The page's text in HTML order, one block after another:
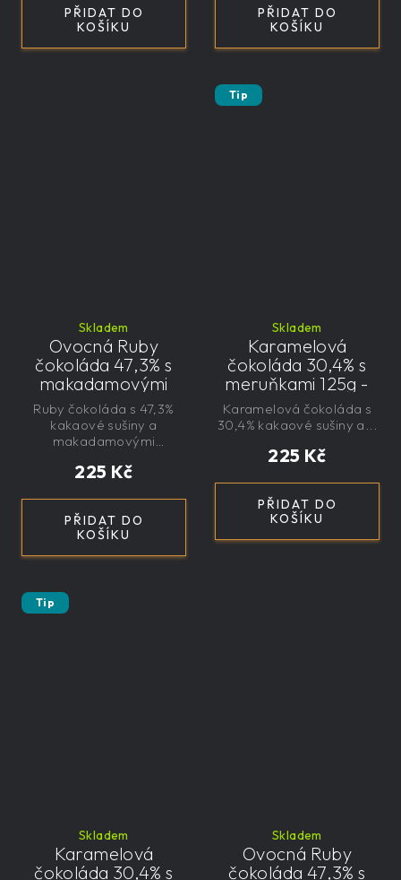
PŘIDAT DO
KOŠÍKU
PŘIDAT DO
KOŠÍKU
Skladem
Ovocná Ruby
čokoláda 47,3% s
makadamovými
ořechy 145g - velká,
řemeslná,
exkluzivní, dárková
225 Kč
PŘIDAT DO
KOŠÍKU
Ruby čokoláda s 47,3%
kakaové sušiny a
makadamovými
Tip
Skladem
Karamelová
čokoláda 30,4% s
meruňkami 125g -
velká, řemeslná,
exkluzivní, dárková
225 Kč
PŘIDAT DO
KOŠÍKU
Karamelová čokoláda s
30,4% kakaové sušiny a...
Tip
Skladem
Karamelová
čokoláda 30,4% s
Skladem
Ovocná Ruby
čokoláda 47,3% s